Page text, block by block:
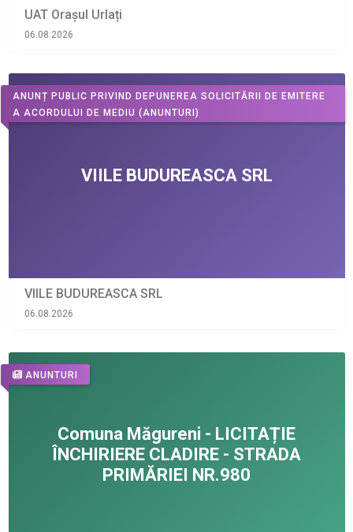
UAT Orașul Urlați
06.08.2026
ANUNȚ PUBLIC PRIVIND DEPUNEREA SOLICITĂRII DE EMITERE
A ACORDULUI DE MEDIU (ANUNTURI)
VIILE BUDUREASCA SRL
06.08.2026
ANUNTURI